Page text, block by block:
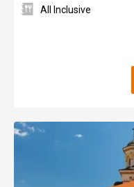
All Inclusive